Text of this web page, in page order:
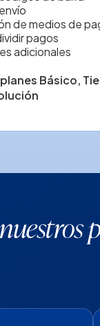
de medios de
pagos
adicionales
Básico,
nuestros